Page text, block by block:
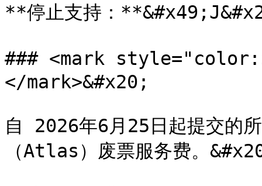
**停止支持：
### <mark
</mark>&#x20;
自 2026年6月25日起提交的
（Atlas）废票服务费。